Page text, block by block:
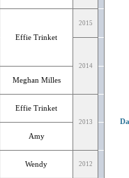
Effie Trinket
2015
2014
Meghan Milles
Effie Trinket
2013
Amy
Wendy 2012